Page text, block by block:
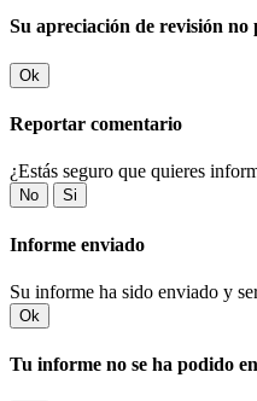
Su apreciación de revisión no
Ok
Reportar comentario
¿Estás seguro que quieres
No Si
Informe enviado
Su informe ha sido enviado y
Ok
Tu informe no se ha podido